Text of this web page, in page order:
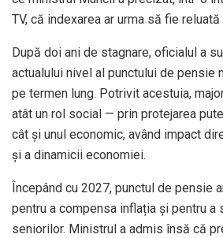
TV, că indexarea ar urma să fie
După doi ani de stagnare, oficialul a
actualului nivel al punctului de pensie
pe termen lung. Potrivit acestuia,
atât un rol social — prin protejarea
cât și unul economic, având impact
și a dinamicii economiei.
Începând cu 2027, punctul de pensie
pentru a compensa inflația și pentru a
seniorilor. Ministrul a admis însă că